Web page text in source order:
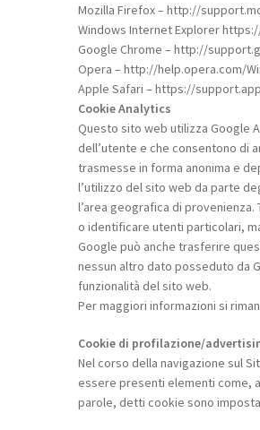
Mozilla Firefox – http://
Windows Internet Explorer
Google Chrome – http://
Opera – http://help.opera.com/
Apple Safari – https://
Cookie Analytics
Questo sito web utilizza Google
dell’utente e che consentono di
trasmesse in forma anonima e
l’utilizzo del sito web da parte
l’area geografica di
o identificare utenti particolari,
Google può anche trasferire
nessun altro dato posseduto da
funzionalità del sito web.
Per maggiori informazioni si
Cookie di profilazione/
Nel corso della navigazione sul
essere presenti elementi come,
parole, detti cookie sono